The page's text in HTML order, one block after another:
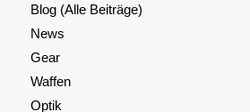
Blog (Alle Beiträge)
News
Gear
Waffen
Optik